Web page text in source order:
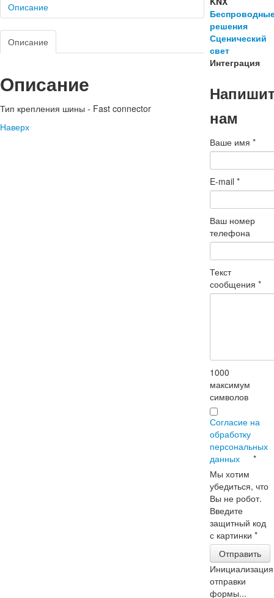
Описание
Описание
Описание
Тип крепления шины - Fast connector
Наверх
решения
Сценический
свет
Интеграция
нам
Ваше имя*
E-mail*
Ваш номер
телефона
Текст
сообщения*
1000
максимум
символов
Согласие на
обработку
персональных
данных
*
Мы хотим
убедиться, что
Вы не робот.
Введите
защитный код
с картинки*
Отправить
Инициализация
отправки
формы...